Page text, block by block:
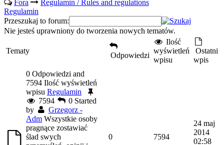
Fora
Regulamin / Rules and regulations
Regulamin
Przeszukaj to forum:
Nie jesteś uprawniony do tworzenia nowych tematów.
Tematy
Odpowiedzi
Ilość
wyświetleń
wpisu
Ostatni
wpis
0 Odpowiedzi and
7594 Ilość wyświetleń
wpisu Regulamin
7594
0 Started
by
Grzegorz -
Adm Wszystkie osoby
pragnące zostawiać
ślad swych
0 7594
24 maj
2014
02:58